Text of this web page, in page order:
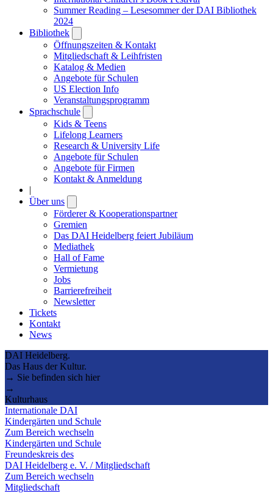
Summer Reading – Lesesommer der DAI Bibliothek
2024
Bibliothek
submenu
Öffnungszeiten & Kontakt
Mitgliedschaft & Leihfristen
Katalog & Medien
Angebote für Schulen
US Election Info
Veranstaltungsprogramm
Sprachschule
submenu
Kids & Teens
Lifelong Learners
Research & University Life
Angebote für Schulen
Angebote für Firmen
Kontakt & Anmeldung
|
Über uns
submenu
Förderer & Kooperationspartner
Gremien
Das DAI Heidelberg feiert Jubiläum
Mediathek
Hall of Fame
Vermietung
Jobs
Barrierefreiheit
Newsletter
Tickets
Kontakt
News
DAI Heidelberg.
Das Haus der Kultur.
→ Sie befinden sich hier
→
Kulturhaus
Internationale DAI
Kindergärten und Schule
Zum Bereich wechseln
Kindergärten und Schule
Freundeskreis des
DAI Heidelberg e. V. / Mitgliedschaft
Zum Bereich wechseln
Mitgliedschaft